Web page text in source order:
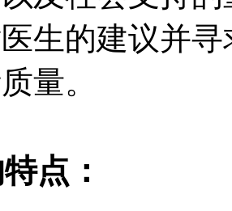
生的建议并
量。
点：